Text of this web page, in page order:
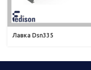
Лавка Dsn335